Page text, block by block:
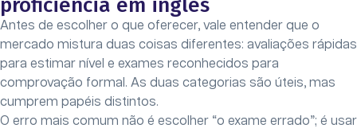
Antes de escolher o que oferecer, vale entender que o
mercado mistura duas coisas diferentes: avaliações rápidas
para estimar nível e exames reconhecidos para
comprovação formal. As duas categorias são úteis, mas
cumprem papéis distintos.
O erro mais comum não é escolher “o exame errado”; é usar